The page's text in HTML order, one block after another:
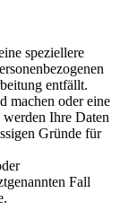
speziellere
entfällt.
machen oder eine
Ihre Daten
Gründe für
Fall